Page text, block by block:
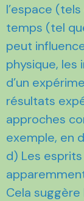
l’espace
temps (tel
peut
physique,
d’un
résultats
approches
exemple, en
d) Les
Cela suggère